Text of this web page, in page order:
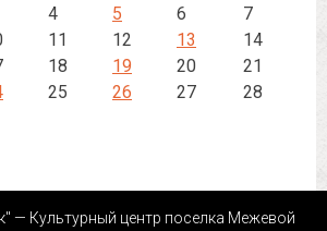
4 5 6
7
11 12 13
14
18 19 20
21
25 26 27
28
— Культурный центр поселка Межевой